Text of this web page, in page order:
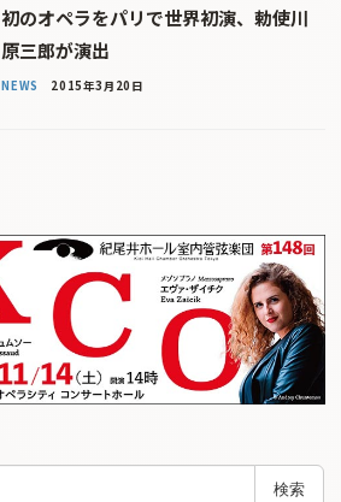
初のオペラをパリで世界初演、勅使川
原三郎が演出
NEWS 2015年3月20日
検索